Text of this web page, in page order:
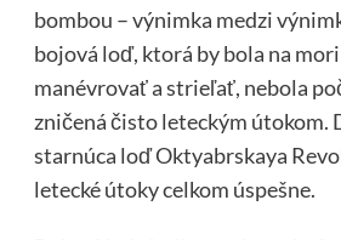
bombou – výnimka medzi
bojová loď, ktorá by bola na
manévrovať a strieľať, nebola
zničená čisto leteckým útokom.
starnúca loď Oktyabrskaya
letecké útoky celkom úspešne.